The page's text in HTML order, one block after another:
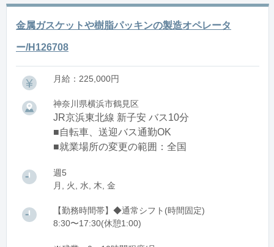
金属ガスケットや樹脂パッキンの製造オペレータ
ー/H126708
月給：225,000円
神奈川県横浜市鶴見区
JR京浜東北線 新子安 バス10分
■自転車、送迎バス通勤OK
■就業場所の変更の範囲：全国
週5
月, 火, 水, 木, 金
【勤務時間帯】◆通常シフト(時間固定)
8:30〜17:30(休憩1:00)